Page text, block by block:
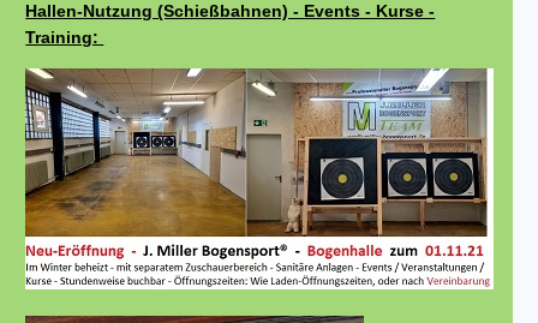
Hallen-Nutzung (Schießbahnen) - Events - Kurse -
Training: